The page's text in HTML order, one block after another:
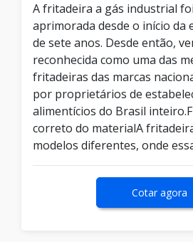
A fritadeira a gás industrial
aprimorada desde o início da
de sete anos. Desde então,
reconhecida como uma das
fritadeiras das marcas
por proprietários de
alimentícios do Brasil
correto do materialA
modelos diferentes, onde
Cotar agora